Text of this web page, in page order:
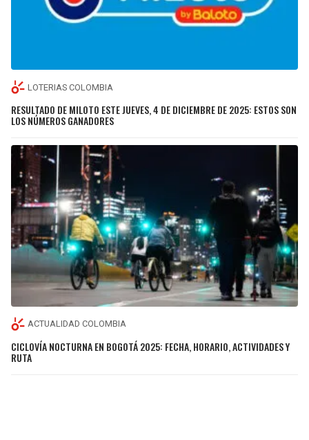
LOTERIAS COLOMBIA
RESULTADO DE MILOTO ESTE JUEVES, 4 DE DICIEMBRE DE 2025: ESTOS SON
LOS NÚMEROS GANADORES
ACTUALIDAD COLOMBIA
CICLOVÍA NOCTURNA EN BOGOTÁ 2025: FECHA, HORARIO, ACTIVIDADES Y
RUTA